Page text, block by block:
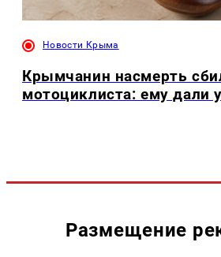
Новости Крыма
Крымчанин насмерть
мотоциклиста: ему дали
Размещение